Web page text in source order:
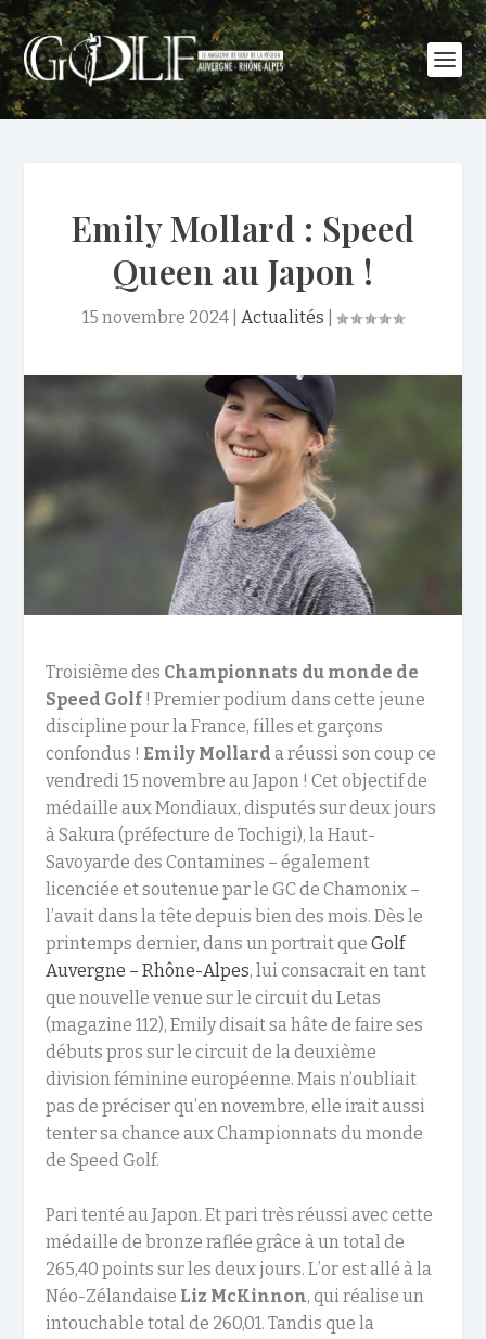
Emily Mollard : Speed
Queen au Japon !
15 novembre 2024 Actualités
Troisième des Championnats du monde de
Speed Golf! Premier podium dans cette jeune
discipline pour la France, filles et garçons
confondus ! Emily Mollard a réussi son coup ce
vendredi 15 novembre au Japon ! Cet objectif de
médaille aux Mondiaux, disputés sur deux jours
à Sakura (préfecture de Tochigi), la Haut-
Savoyarde des Contamines – également
licenciée et soutenue par le GC de Chamonix –
l’avait dans la tête depuis bien des mois. Dès le
printemps dernier, dans un portrait queGolf
Auvergne – Rhône-Alpes, lui consacrait en tant
que nouvelle venue sur le circuit du Letas
(magazine 112), Emily disait sa hâte de faire ses
débuts pros sur le circuit de la deuxième
division féminine européenne. Mais n’oubliait
pas de préciser qu’en novembre, elle irait aussi
tenter sa chance aux Championnats du monde
de Speed Golf.
Pari tenté au Japon. Et pari très réussi avec cette
médaille de bronze raflée grâce à un total de
265,40 points sur les deux jours. L’or est allé à la
Néo-Zélandaise Liz McKinnon, qui réalise un
intouchable total de 260,01. Tandis que la